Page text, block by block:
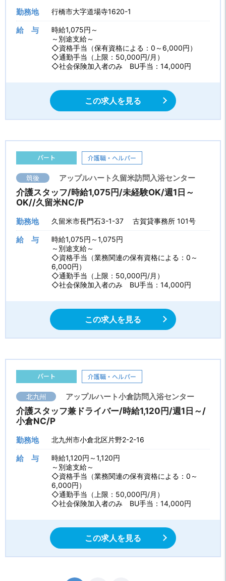
勤務地 行橋市大字道場寺1620-1
給 与
時給1,075円～
～別途支給～
◇資格手当（保有資格による：0～6,000円）
◇通勤手当（上限：50,000円/月）
◇社会保険加入者のみ BU手当：14,000円
この求人を見る
パート 介護職・ヘルパー
筑後 アップルハート久留米訪問入浴センター
介護スタッフ/時給1,075円/未経験OK/週1日～
OK//久留米NC/P
勤務地 久留米市長門石3-1-37 古賀貸事務所 101号
給 与
時給1,075円～1,075円
～別途支給～
◇資格手当（業務関連の保有資格による：0～
6,000円）
◇通勤手当（上限：50,000円/月）
◇社会保険加入者のみ BU手当：14,000円
この求人を見る
パート 介護職・ヘルパー
北九州 アップルハート小倉訪問入浴センター
介護スタッフ兼ドライバー/時給1,120円/週1日～/
小倉NC/P
勤務地 北九州市小倉北区片野2-2-16
給 与
時給1,120円～1,120円
～別途支給～
◇資格手当（業務関連の保有資格による：0～
6,000円）
◇通勤手当（上限：50,000円/月）
◇社会保険加入者のみ BU手当：14,000円
この求人を見る